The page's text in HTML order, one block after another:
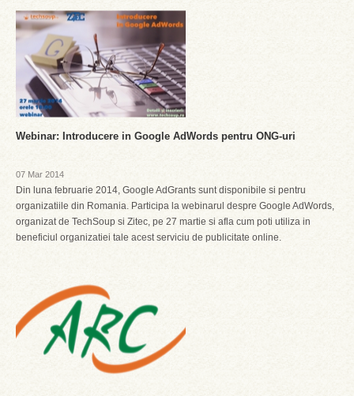
Webinar: Introducere in Google AdWords pentru ONG-uri
07 Mar 2014
Din luna februarie 2014, Google AdGrants sunt disponibile si pentru
organizatiile din Romania. Participa la webinarul despre Google AdWords,
organizat de TechSoup si Zitec, pe 27 martie si afla cum poti utiliza in
beneficiul organizatiei tale acest serviciu de publicitate online.